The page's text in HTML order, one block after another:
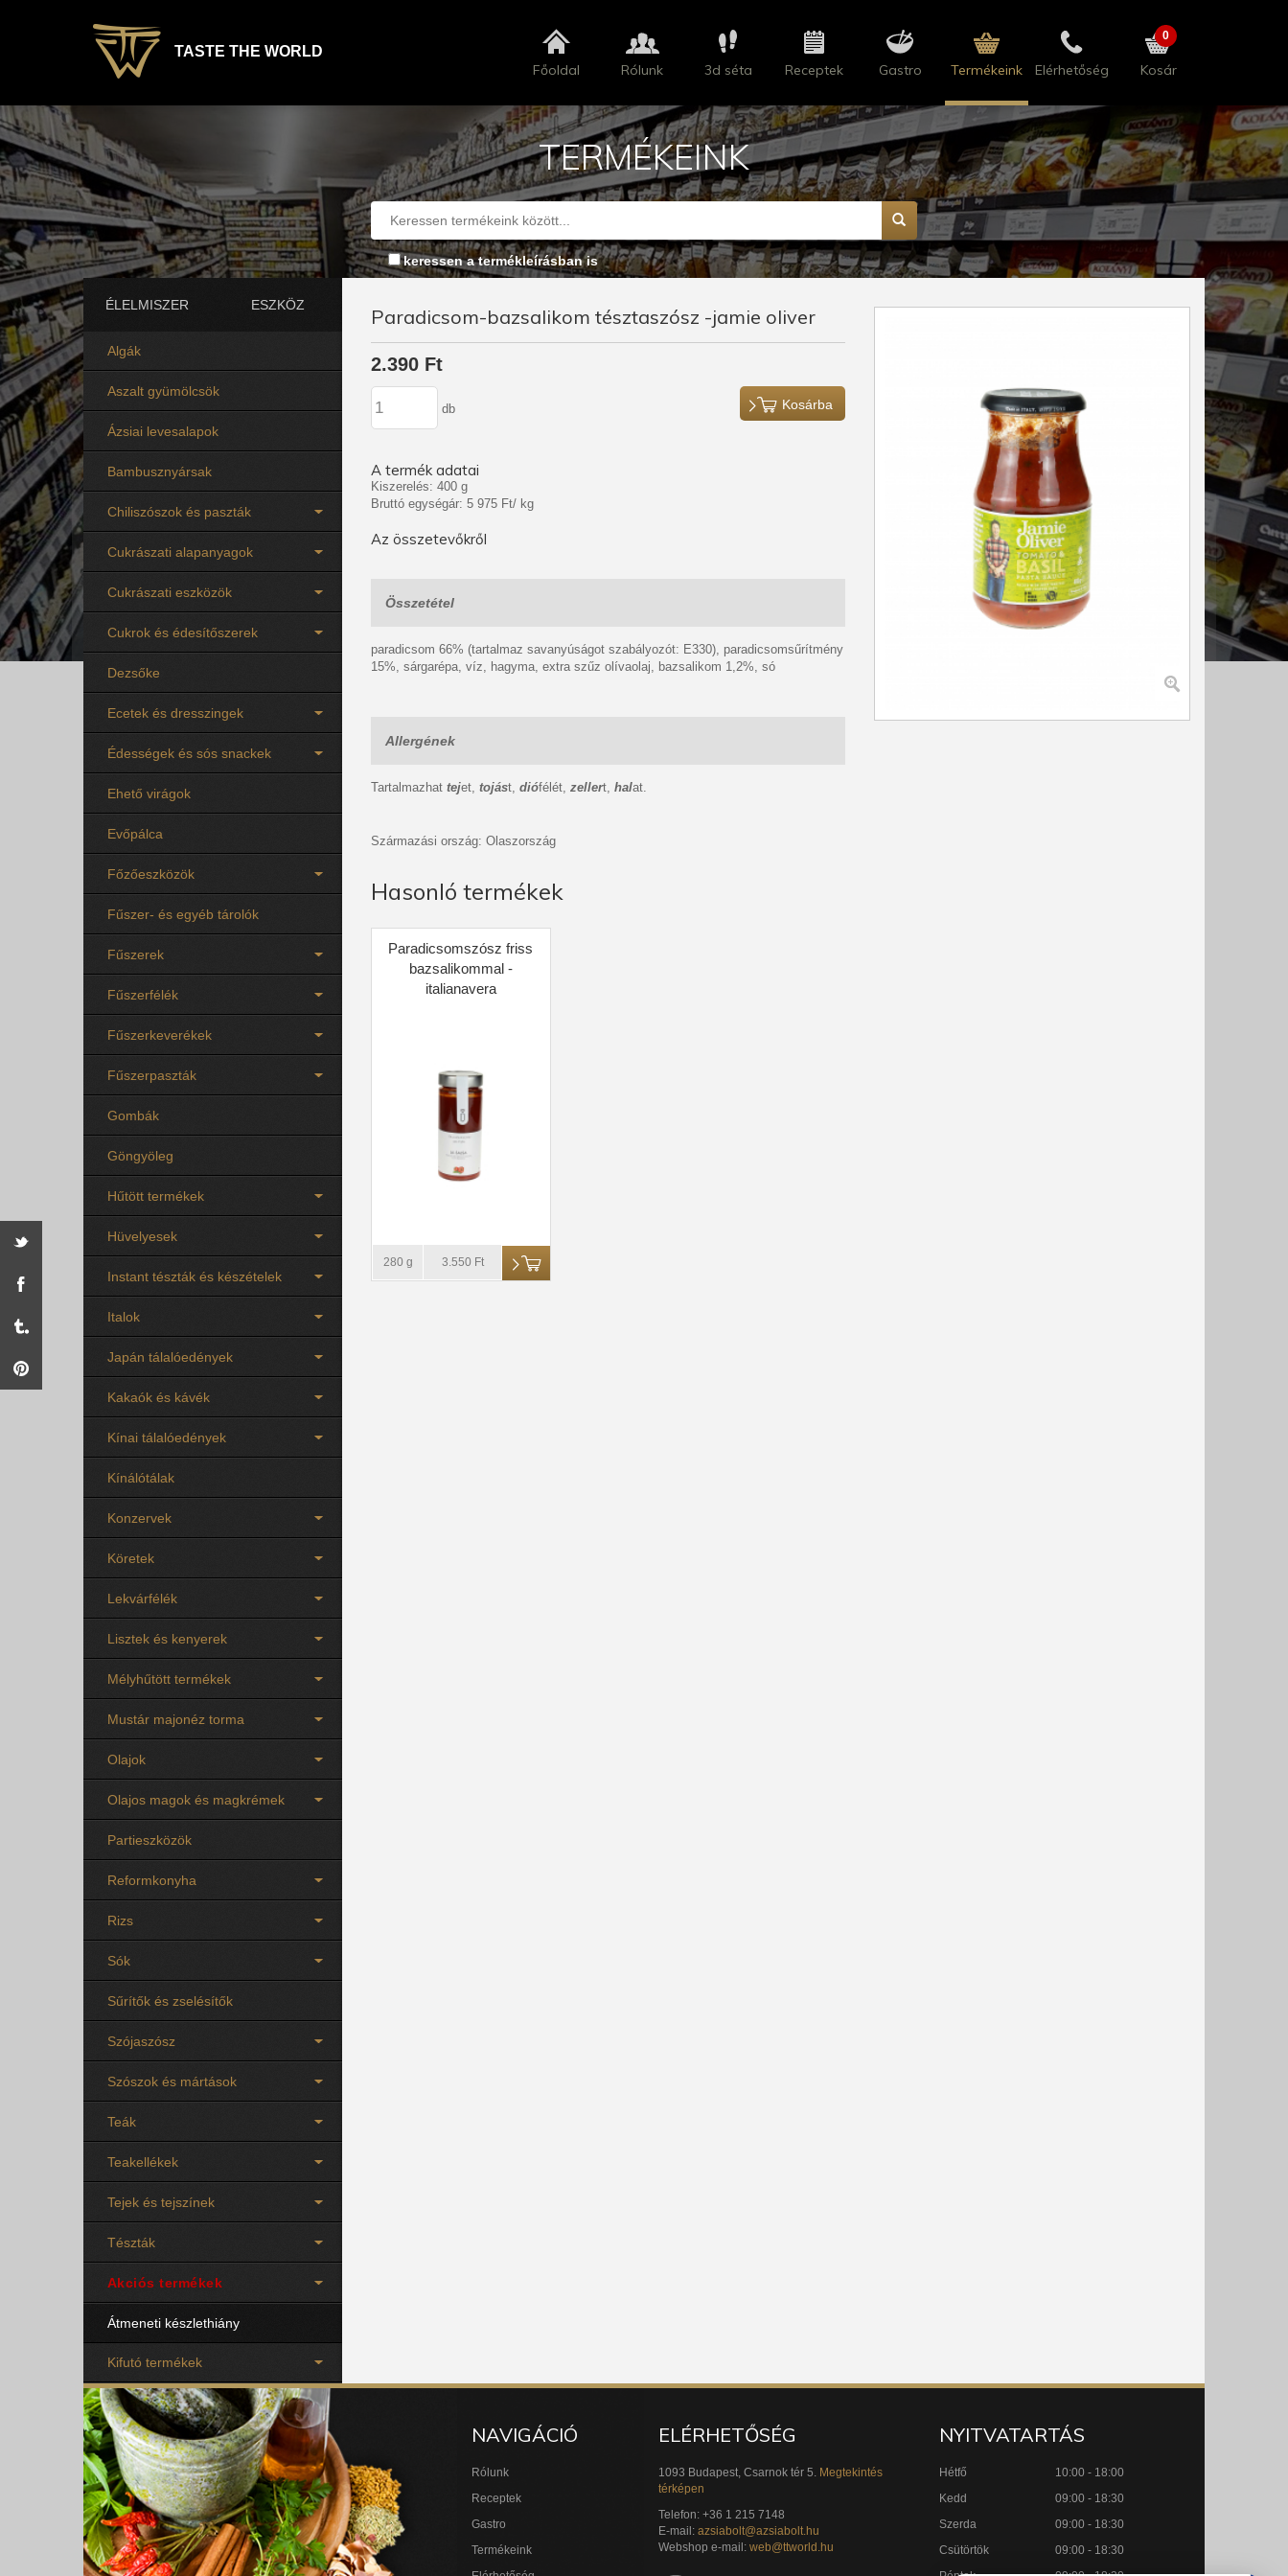
TASTE THE WORLD
Főoldal Rólunk 3d séta Receptek Gastro Termékeink Elérhetőség Kosár
0
TERMÉKEINK
keressen a termékleírásban is
ÉLELMISZER ESZKÖZ
Algák
Aszalt gyümölcsök
Ázsiai levesalapok
Bambusznyársak
Chiliszószok és paszták
Cukrászati alapanyagok
Cukrászati eszközök
Cukrok és édesítőszerek
Dezsőke
Ecetek és dresszingek
Édességek és sós snackek
Ehető virágok
Evőpálca
Főzőeszközök
Fűszer- és egyéb tárolók
Fűszerek
Fűszerfélék
Fűszerkeverékek
Fűszerpaszták
Gombák
Göngyöleg
Hűtött termékek
Hüvelyesek
Instant tészták és készételek
Italok
Japán tálalóedények
Kakaók és kávék
Kínai tálalóedények
Kínálótálak
Konzervek
Köretek
Lekvárfélék
Lisztek és kenyerek
Mélyhűtött termékek
Mustár majonéz torma
Olajok
Olajos magok és magkrémek
Partieszközök
Reformkonyha
Rizs
Sók
Sűrítők és zselésítők
Szójaszósz
Szószok és mártások
Teák
Teakellékek
Tejek és tejszínek
Tészták
Akciós termékek
Átmeneti készlethiány
Kifutó termékek
Paradicsom-bazsalikom tésztaszósz -jamie oliver
2.390 Ft
db Kosárba
A termék adatai
Kiszerelés: 400 g
Bruttó egységár: 5 975 Ft/ kg
Az összetevőkről
Összetétel
paradicsom 66% (tartalmaz savanyúságot szabályozót: E330), paradicsomsűrítmény
15%, sárgarépa, víz, hagyma, extra szűz olívaolaj, bazsalikom 1,2%, só
Allergének
Tartalmazhat tejet, tojást, diófélét, zellert, halat.
Származási ország: Olaszország
Hasonló termékek
Paradicsomszósz friss
bazsalikommal -
italianavera
280 g 3.550 Ft
NAVIGÁCIÓ
Rólunk
Receptek
Gastro
Termékeink
ELÉRHETŐSÉG
1093 Budapest, Csarnok tér 5. Megtekintés
térképen
Telefon: +36 1 215 7148
E-mail: azsiabolt@azsiabolt.hu
Webshop e-mail: web@ttworld.hu
NYITVATARTÁS
Hétfő
10:00 - 18:00
Kedd
09:00 - 18:30
Szerda
09:00 - 18:30
Csütörtök
09:00 - 18:30